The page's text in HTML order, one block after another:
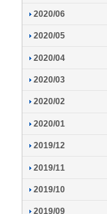
2020/06
2020/05
2020/04
2020/03
2020/02
2020/01
2019/12
2019/11
2019/10
2019/09